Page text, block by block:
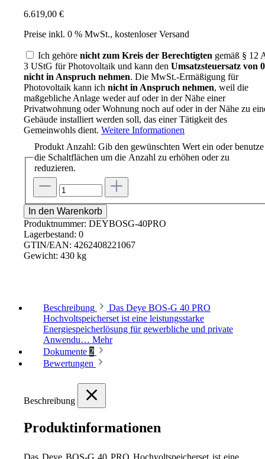
6.619,00 €
Preise inkl. 0 % MwSt., kostenloser Versand
Ich gehöre nicht zum Kreis der Berechtigten gemäß § 12
3 UStG für Photovoltaik und kann den Umsatzsteuersatz von
nicht in Anspruch nehmen. Die MwSt.-Ermäßigung für
Photovoltaik kann ich nicht in Anspruch nehmen, weil die
maßgebliche Anlage weder auf oder in der Nähe einer
Privatwohnung oder Wohnung noch auf oder in der Nähe zu
Gebäude installiert werden soll, das einer Tätigkeit des
Gemeinwohls dient. Weitere Informationen
Produkt Anzahl: Gib den gewünschten Wert ein oder benutze
die Schaltflächen um die Anzahl zu erhöhen oder zu
reduzieren.
In den Warenkorb
Produktnummer: DEYBOSG-40PRO
Lagerbestand: 0
GTIN/EAN: 4262408221067
Gewicht: 430 kg
Beschreibung
Das Deye BOS-G 40 PRO
Hochvoltspeicherset ist eine leistungsstarke
Energiespeicherlösung für gewerbliche und private
Anwendu… Mehr
Dokumente 2
Bewertungen
Beschreibung
Produktinformationen
Das Deye BOS-G 40 PRO Hochvoltspeicherset ist eine